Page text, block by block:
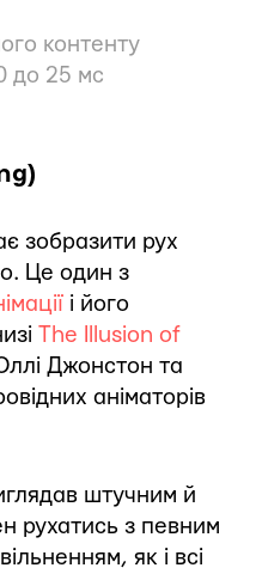
контенту
до 25 мс
зобразити рух
Це один з
і його
The Illusion of
Джонстон та
аніматорів
штучним й
рухатись з певним
як і всі